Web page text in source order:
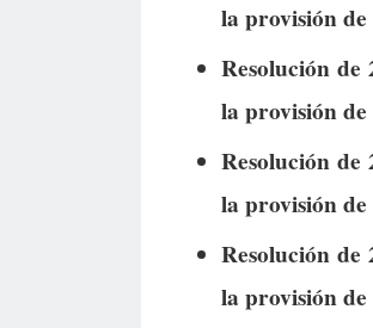
la provisión
Resolución de
la provisión
Resolución de
la provisión
Resolución de
la provisión